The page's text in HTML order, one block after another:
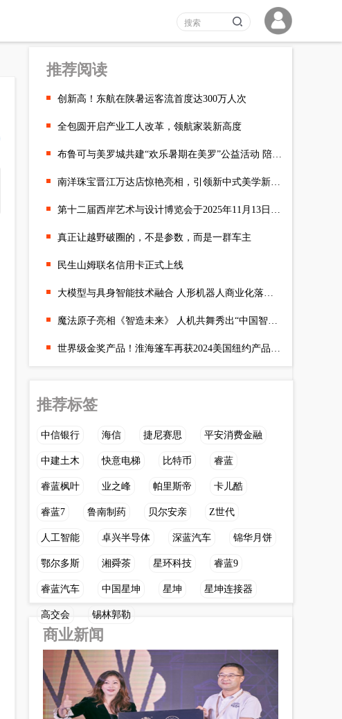
推荐阅读
创新高！东航在陕暑运客流首度达300万人次
全包圆开启产业工人改革，领航家装新高度
布鲁可与美罗城共建“欢乐暑期在美罗”公益活动 陪伴学子幸福成长
南洋珠宝晋江万达店惊艳亮相，引领新中式美学新时尚
第十二届西岸艺术与设计博览会于2025年11月13日开幕
真正让越野破圈的，不是参数，而是一群车主
民生山姆联名信用卡正式上线
大模型与具身智能技术融合 人形机器人商业化落地可期
魔法原子亮相《智造未来》 人机共舞秀出“中国智造”实力
世界级金奖产品！淮海篷车再获2024美国纽约产品设计金奖
推荐标签
中信银行 海信 捷尼赛思 平安消费金融
中建土木 快意电梯 比特币 睿蓝
睿蓝枫叶 业之峰 帕里斯帝 卡儿酷
睿蓝7 鲁南制药 贝尔安亲 Z世代
人工智能 卓兴半导体 深蓝汽车 锦华月饼
鄂尔多斯 湘舜茶 星环科技 睿蓝9
睿蓝汽车 中国星坤 星坤 星坤连接器
高交会 锡林郭勒
商业新闻